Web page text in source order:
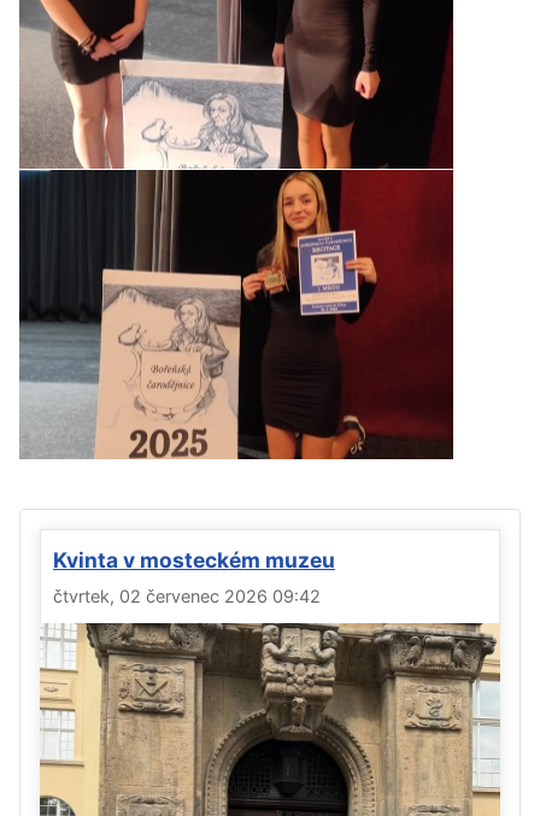
Kvinta v mosteckém muzeu
čtvrtek, 02 červenec 2026 09:42